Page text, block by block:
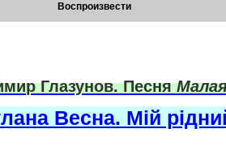
Воспроизвести
Глазунов. Песня
Весна. Мій